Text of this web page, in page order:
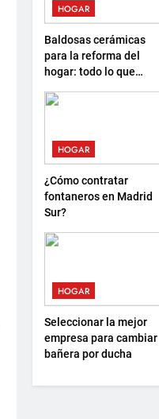
HOGAR
Baldosas cerámicas
para la reforma del
hogar: todo lo que
elegir
HOGAR
¿Cómo contratar
fontaneros en Madrid
Sur?
HOGAR
Seleccionar la mejor
empresa para cambiar
bañera por ducha